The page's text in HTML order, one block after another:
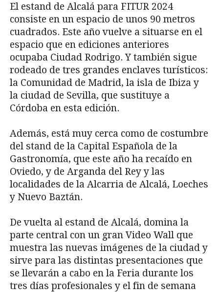
El estand de Alcalá para FITUR 2024
consiste en un espacio de unos 90 metros
cuadrados. Este año vuelve a situarse en el
espacio que en ediciones anteriores
ocupaba Ciudad Rodrigo. Y también sigue
rodeado de tres grandes enclaves turísticos:
la Comunidad de Madrid, la isla de Ibiza y
la ciudad de Sevilla, que sustituye a
Córdoba en esta edición.
Además, está muy cerca como de costumbre
del stand de la Capital Española de la
Gastronomía, que este año ha recaído en
Oviedo, y de Arganda del Rey y las
localidades de la Alcarria de Alcalá, Loeches
y Nuevo Baztán.
De vuelta al estand de Alcalá, domina la
parte central con un gran Video Wall que
muestra las nuevas imágenes de la ciudad y
sirve para las distintas presentaciones que
se llevarán a cabo en la Feria durante los
tres días profesionales y el fin de semana